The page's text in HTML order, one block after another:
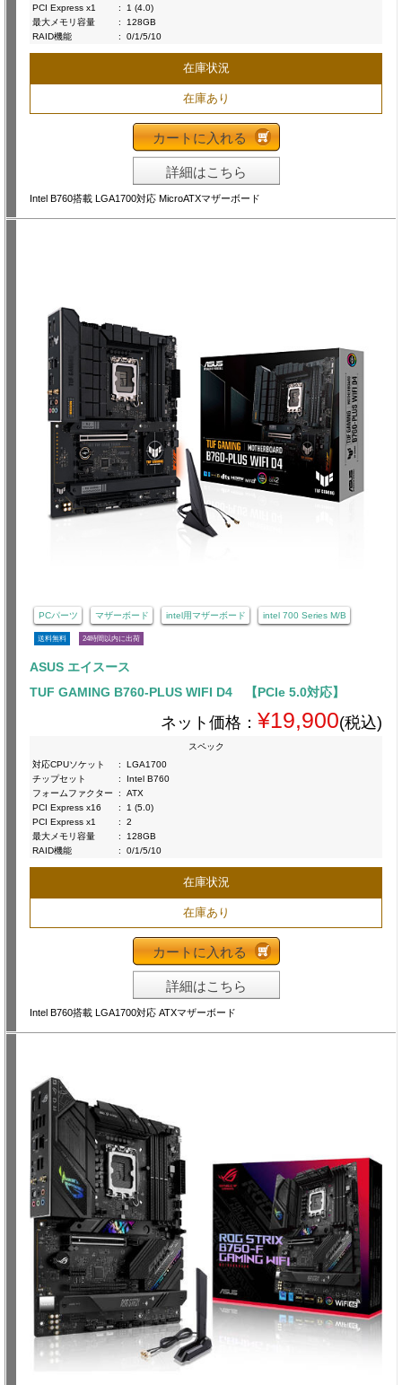
PCI Express x1
:
1 (4.0)
最大メモリ容量
:
128GB
RAID機能
: 0/1/5/10
在庫状況
在庫あり
カートに入れる
詳細はこちら
Intel B760搭載 LGA1700対応 MicroATXマザーボード
PCパーツ マザーボード intel用マザーボード intel 700 Series M/B
送料無料 24時間以内に出荷
ASUS エイスース
TUF GAMING B760-PLUS WIFI D4 【PCIe 5.0対応】
ネット価格： ¥19,900(税込)
スペック
対応CPUソケット
:
LGA1700
チップセット
:
Intel B760
フォームファクター
:
ATX
PCI Express x16
:
1 (5.0)
PCI Express x1
:
2
最大メモリ容量
:
128GB
RAID機能
: 0/1/5/10
在庫状況
在庫あり
カートに入れる
詳細はこちら
Intel B760搭載 LGA1700対応 ATXマザーボード